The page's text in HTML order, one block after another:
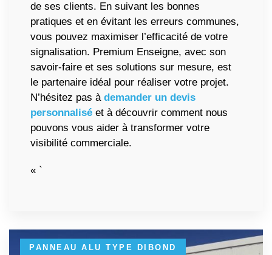
de ses clients. En suivant les bonnes
pratiques et en évitant les erreurs communes,
vous pouvez maximiser l’efficacité de votre
signalisation. Premium Enseigne, avec son
savoir-faire et ses solutions sur mesure, est
le partenaire idéal pour réaliser votre projet.
N’hésitez pas à demander un devis
personnalisé et à découvrir comment nous
pouvons vous aider à transformer votre
visibilité commerciale.
« `
PANNEAU ALU TYPE DIBOND